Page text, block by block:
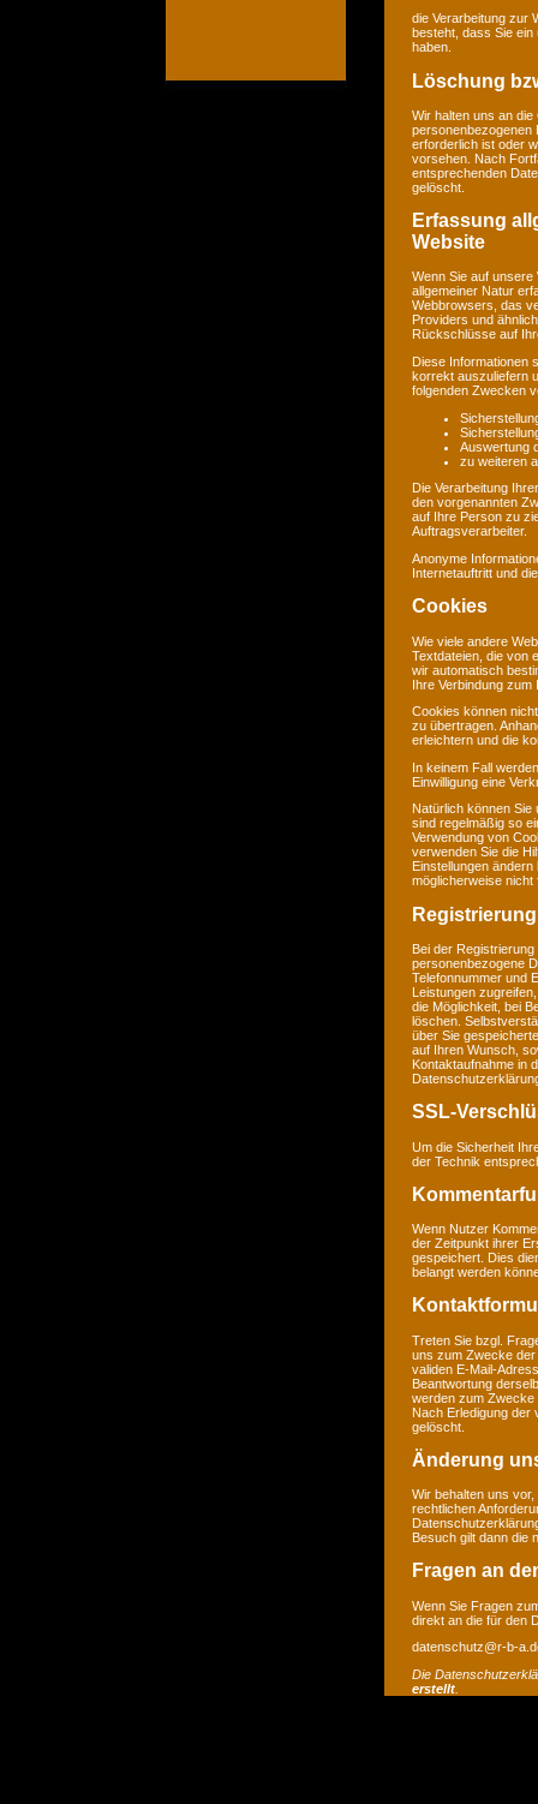
die Verarbeitung zur
besteht, dass Sie
haben.
Löschung
Wir halten uns an
personenbezogenen
erforderlich ist oder
vorsehen. Nach
entsprechenden
gelöscht.
Erfassung
Website
Wenn Sie auf
allgemeiner Natur
Webbrowsers, das
Providers und
Rückschlüsse auf
Diese Informationen
korrekt auszuliefern
folgenden Zwecken
Auswertung
zu weiteren
Die Verarbeitung
den vorgenannten
auf Ihre Person zu
Auftragsverarbeiter.
Anonyme
Internetauftritt und
Cookies
Wie viele andere
Textdateien, die von
wir automatisch
Ihre Verbindung zum
Cookies können
zu übertragen.
erleichtern und die
In keinem Fall
Einwilligung eine
Natürlich können
sind regelmäßig so
Verwendung von
verwenden Sie die
Einstellungen
möglicherweise nicht
Bei der
personenbezogene
Telefonnummer und
Leistungen
die Möglichkeit, bei
löschen.
über Sie
auf Ihren Wunsch,
Kontaktaufnahme in
SSL-
Um die Sicherheit
der Technik
Wenn Nutzer
der Zeitpunkt ihrer
gespeichert. Dies
belangt werden
Treten Sie bzgl.
uns zum Zwecke der
validen E-Mail-
Beantwortung
werden zum Zwecke
Nach Erledigung der
gelöscht.
Änderung
Wir behalten uns
rechtlichen
Besuch gilt dann die
Fragen an
Wenn Sie Fragen
direkt an die für den
datenschutz@r-b-
Die
erstellt